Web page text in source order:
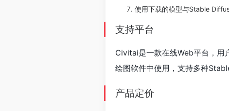
使用下载的模型与Stable
支持平台
Civitai是一款在线Web平台，用
绘图软件中使用，支持多种
产品定价